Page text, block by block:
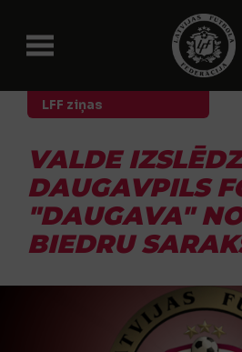
LFF ziņas
VALDE IZSLĒDZ
DAUGAVPILS
"DAUGAVA"
BIEDRU